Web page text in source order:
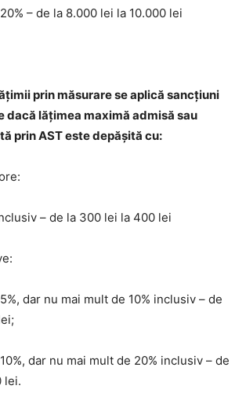
– de la 8.000 lei la 10.000 lei
prin măsurare se aplică sancțiuni
dacă lățimea maximă admisă sau
prin AST este depășită cu:
– de la 300 lei la 400 lei
dar nu mai mult de 10% inclusiv – de
dar nu mai mult de 20% inclusiv – de
lei.